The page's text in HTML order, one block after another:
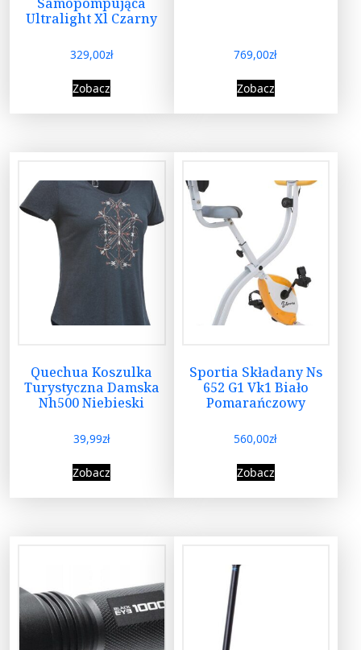
Ultralight Xl Czarny
329,00zł
Zobacz
769,00zł
Zobacz
Quechua Koszulka
Turystyczna Damska
Nh500 Niebieski
39,99zł
Zobacz
Sportia Składany Ns
652 G1 Vk1 Biało
Pomarańczowy
560,00zł
Zobacz